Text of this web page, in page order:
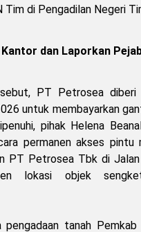
di Pengadilan Negeri
dan Laporkan
PT Petrosea
untuk membayarkan
pihak Helena
permanen akses pintu
PT Petrosea Tbk di Jalan
lokasi objek
pengadaan tanah